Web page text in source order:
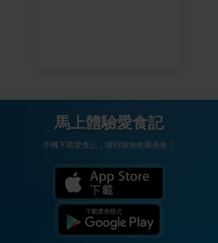
馬上體驗愛食記
手機下載愛食記，隨時隨地收藏美食！